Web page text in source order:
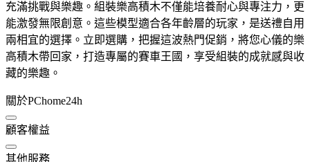
充滿挑戰與樂趣。組裝樂高積木不僅能培養耐心與專注力，更
能激發無限創意。這些模型適合各年齡層的玩家，是送禮自用
兩相宜的選擇。立即選購，把握這波熱門促銷，將您心儀的樂
高積木帶回家，打造專屬的賽車王國，享受組裝的成就感與收
藏的樂趣。
關於PChome24h
顧客權益
其他服務